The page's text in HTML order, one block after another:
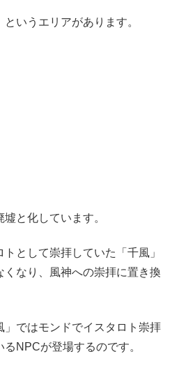
というエリアがあります。
と化しています。
として崇拝していた「千風」
なり、風神への崇拝に置き換
」ではモンドでイスタロト崇拝
NPCが登場するのです。